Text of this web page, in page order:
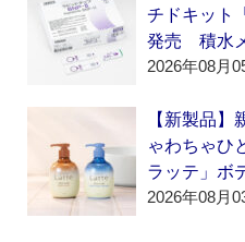
チドキット
発売 積水
2026年08月
【新製品
ゃわちゃひ
ラッテ」ボ
2026年08月